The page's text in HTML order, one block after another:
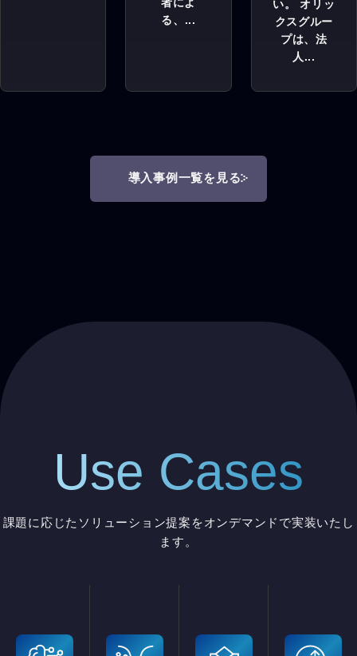
る、...
い。 オリッ
クスグルー
プは、法
人...
導入事例一覧を見る
Use Cases
課題に応じたソリューション提案をオンデマンドで実装いたし
ます。